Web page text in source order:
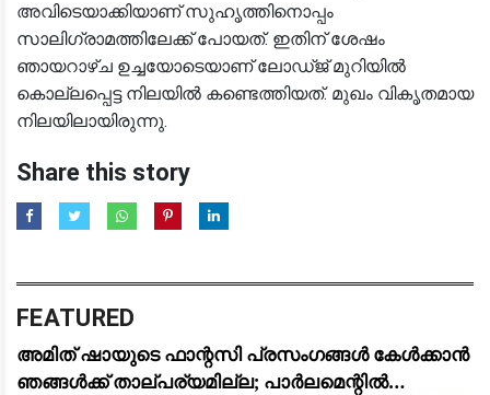
അവിടെയാക്കിയാണ് സുഹൃത്തിനൊപ്പം
സാലിഗ്രാമത്തിലേക്ക് പോയത്. ഇതിന് ശേഷം
ഞായറാഴ്ച ഉച്ചയോടെയാണ് ലോഡ്ജ് മുറിയിൽ
കൊല്ലപ്പെട്ട നിലയിൽ കണ്ടെത്തിയത്. മുഖം വികൃതമായ
നിലയിലായിരുന്നു.
Share this story
FEATURED
അമിത് ഷായുടെ ഫാന്റസി പ്രസംഗങ്ങൾ കേൾക്കാൻ
ഞങ്ങൾക്ക് താല്പര്യമില്ല; പാർലമെന്റിൽ